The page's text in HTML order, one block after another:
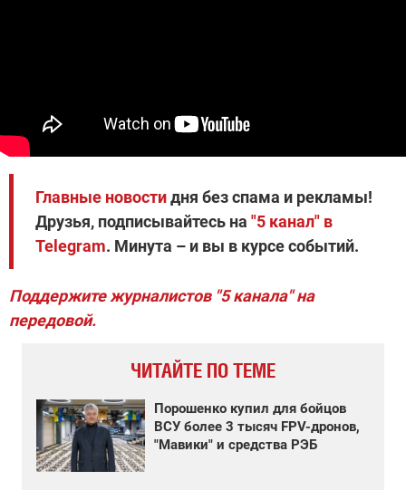
Главные новостидня без спама и рекламы!
Друзья, подписывайтесь на "5 канал" в
Telegram. Минута – и вы в курсе событий.
Поддержите журналистов "5 канала" на
передовой.
ЧИТАЙТЕ ПО ТЕМЕ
Порошенко купил для бойцов
ВСУ более 3 тысяч FPV-дронов,
"Мавики" и средства РЭБ